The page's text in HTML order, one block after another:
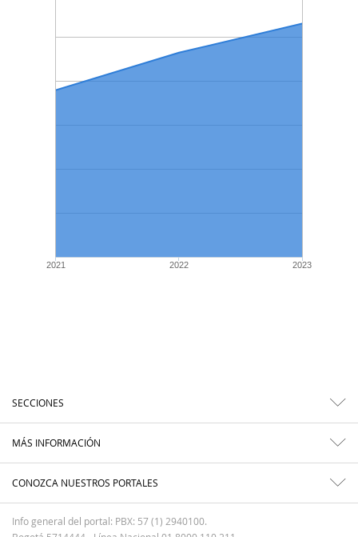
2021 2022 2023
SECCIONES
MÁS INFORMACIÓN
CONOZCA NUESTROS PORTALES
Info general del portal: PBX: 57 (1) 2940100.